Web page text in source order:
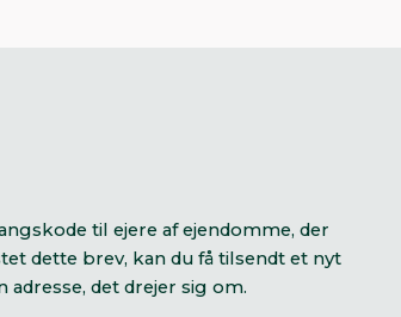
til ejere af ejendomme, der
dette brev, kan du få tilsendt et nyt
adresse, det drejer sig om.